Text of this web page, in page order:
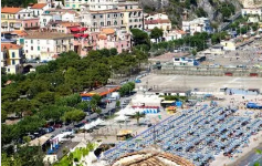
n
'
e
m
a
i